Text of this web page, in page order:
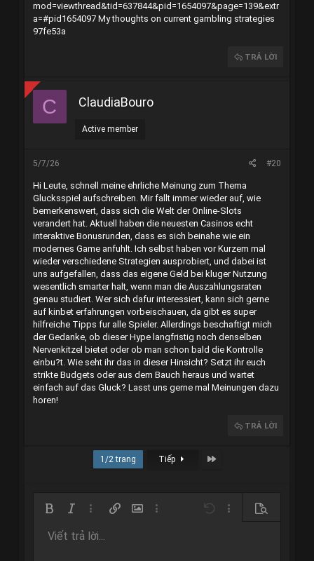
mod=viewthread&tid=637844&pid=1654097&page=139&extr
a=#pid1654097My thoughts on current gambling strategies
97fe53a
TRẢ LỜI
C ClaudiaBouro
Active member
5/7/26 #20
Hi Leute, schnell meine ehrliche Meinung zum Thema
Glucksspiel aufschreiben. Mir fallt immer wieder auf, wie
bemerkenswert, dass sich die Welt der Online-Slots
verandert hat. Aktuell haben die neuesten Casinos echt
interaktive Bonusrunden, dass es sich beinahe wie ein
modernes Game anfuhlt. Ich selbst haben vor Kurzem mal
wieder verschiedene Strategien ausprobiert, und dabei ist
uns aufgefallen, dass das eigene Geld bei kluger Nutzung
wesentlich smarter halt, wenn man die Auszahlungsraten
genau studiert. Wer sich dafur interessiert, kann sich gerne
auf kinbet erfahrungen vorbeischauen, da gibt es super
hilfreiche Tipps fur alle Spieler. Allerdings beschaftigt mich
der Gedanke, ob dieser Hype langfristig noch denselben
Nervenkitzel bietet oder ob man schon bald die Kontrolle
einbu?t. Wie seht ihr das in dieser Hinsicht? Setzt ihr euch
strikte Budgets oder aus dem Bauch heraus und wartet
einfach auf das Gluck? Lasst uns gerne mal Meinungen dazu
horen!
TRẢ LỜI
1/2 trang Tiếp Last
Bold In nghiêng
Thêm tùy chọn…
Chèn liên kết
Chèn hình ảnh
Thêm tùy chọn… Thêm tùy chọn…
Xem trước
Kích thước
9
Màu chữPhông chữ
Mặt cườiTrích dẫn
Media
RedoToggle BB code
Xóa định dạng
Viết trả lời...